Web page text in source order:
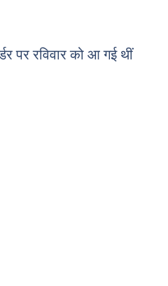
पर रविवार को आ गई थीं